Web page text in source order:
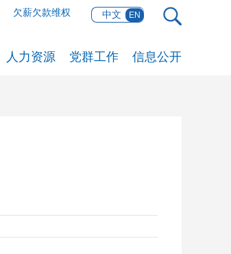
中文 EN
欠薪欠款维权
人力资源 党群工作 信息公开